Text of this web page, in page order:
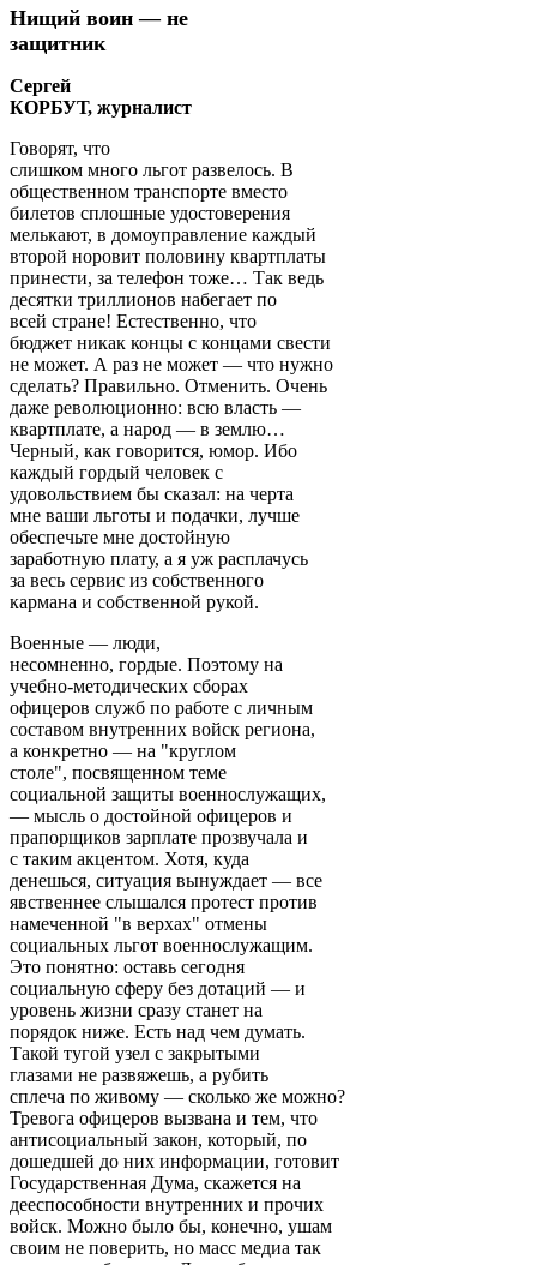
Нищий воин — не
защитник
Сергей
КОРБУТ, журналист
Говорят, что
слишком много льгот развелось. В
общественном транспорте вместо
билетов сплошные удостоверения
мелькают, в домоуправление каждый
второй норовит половину квартплаты
принести, за телефон тоже… Так ведь
десятки триллионов набегает по
всей стране! Естественно, что
бюджет никак концы с концами свести
не может. А раз не может — что нужно
сделать? Правильно. Отменить. Очень
даже революционно: всю власть —
квартплате, а народ — в землю…
Черный, как говорится, юмор. Ибо
каждый гордый человек с
удовольствием бы сказал: на черта
мне ваши льготы и подачки, лучше
обеспечьте мне достойную
заработную плату, а я уж расплачусь
за весь сервис из собственного
кармана и собственной рукой.
Военные — люди,
несомненно, гордые. Поэтому на
учебно-методических сборах
офицеров служб по работе с личным
составом внутренних войск региона,
а конкретно — на "круглом
столе", посвященном теме
социальной защиты военнослужащих,
— мысль о достойной офицеров и
прапорщиков зарплате прозвучала и
с таким акцентом. Хотя, куда
денешься, ситуация вынуждает — все
явственнее слышался протест против
намеченной "в верхах" отмены
социальных льгот военнослужащим.
Это понятно: оставь сегодня
социальную сферу без дотаций — и
уровень жизни сразу станет на
порядок ниже. Есть над чем думать.
Такой тугой узел с закрытыми
глазами не развяжешь, а рубить
сплеча по живому — сколько же можно?
Тревога офицеров вызвана и тем, что
антисоциальный закон, который, по
дошедшей до них информации, готовит
Государственная Дума, скажется на
дееспособности внутренних и прочих
войск. Можно было бы, конечно, ушам
своим не поверить, но масс медиа так